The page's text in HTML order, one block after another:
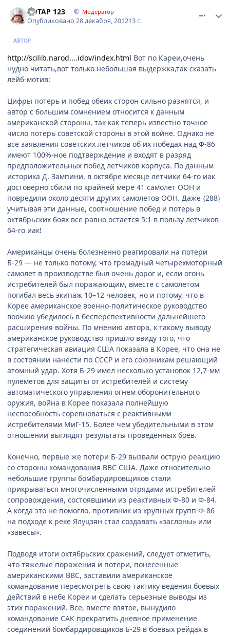
POTAP 123 Модератор
Опубликовано28 декабря, 201213 г.
АВТОР
http://scilib.narod....idov/index.html Вот по Кареи,очень
нудно читать,вот только небольшая выдержка,так сказать
лейб-мотив:
Цифры потерь и побед обеих сторон сильно разнятся, и
автор с большим сомнением относится к данным
американской стороны, так как теперь известно точное
число потерь советской стороны в этой войне. Однако не
все заявления советских летчиков об их победах над Ф-86
имеют 100%-ное подтверждение и входят в разряд
предположительных побед летчиков корпуса. По данным
историка Д. Зампини, в октябре месяце летчики 64-го иак
достоверно сбили по крайней мере 41 самолет ООН и
повредили около десяти других самолетов ООН. Даже {288}
учитывая эти данные, соотношение побед и потерь в
октябрьских боях все равно остается 5:1 в пользу летчиков
64-го иак!
Американцы очень болезненно реагировали на потери
Б-29 — не только потому, что громадный четырехмоторный
самолет в производстве был очень дорог и, если огонь
истребителей был поражающим, вместе с самолетом
погибал весь экипаж 10–12 человек, но и потому, что в
Корее американское военно-политическое руководство
воочию убедилось в бесперспективности дальнейшего
расширения войны. По мнению автора, к такому выводу
американское руководство пришло ввиду того, что
стратегическая авиация США показала в Корее, что она не
в состоянии нанести по СССР и его союзникам решающий
атомный удар. Хотя Б-29 имел несколько установок 12,7-мм
пулеметов для защиты от истребителей и систему
автоматического управления огнем оборонительного
оружия, война в Корее показала полнейшую
неспособность соревноваться с реактивными
истребителями МиГ-15. Более чем убедительными в этом
отношении выглядят результаты проведенных боев.
Конечно, первые же потери Б-29 вызвали острую реакцию
со стороны командования ВВС США. Даже относительно
небольшие группы бомбардировщиков стали
прикрываться многочисленными отрядами истребителей
сопровождения, состоявшими из реактивных Ф-80 и Ф-84.
А когда это не помогло, противник из крупных групп Ф-86
на подходе к реке Ялуцзян стал создавать «заслоны» или
«завесы».
Подводя итоги октябрьских сражений, следует отметить,
что тяжелые поражения и потери, понесенные
американскими ВВС, заставили американское
командование пересмотреть свою тактику ведения боевых
действий в небе Кореи и сделать серьезные выводы из
этих поражений. Все, вместе взятое, вынудило
командование САК прекратить дневное применение
соединений бомбардировщиков Б-29 в боевых рейдах в